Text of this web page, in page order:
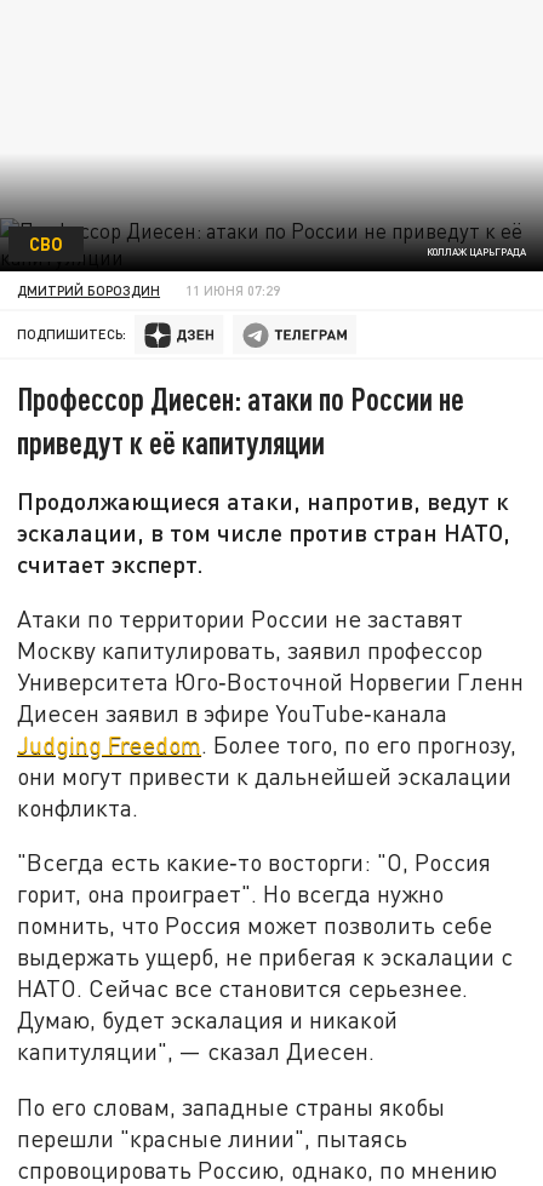
КОЛЛАЖ ЦАРЬГРАДА
СВО
ДМИТРИЙ БОРОЗДИН 11 ИЮНЯ 07:29
ПОДПИШИТЕСЬ:
Профессор Диесен: атаки по России не
приведут к её капитуляции
Продолжающиеся атаки, напротив, ведут к
эскалации, в том числе против стран НАТО,
считает эксперт.
Атаки по территории России не заставят
Москву капитулировать, заявил профессор
Университета Юго‑Восточной Норвегии Гленн
Диесен заявил в эфире YouTube‑канала
Judging Freedom. Более того, по его прогнозу,
они могут привести к дальнейшей эскалации
конфликта.
"Всегда есть какие‑то восторги: "О, Россия
горит, она проиграет". Но всегда нужно
помнить, что Россия может позволить себе
выдержать ущерб, не прибегая к эскалации с
НАТО. Сейчас все становится серьезнее.
Думаю, будет эскалация и никакой
капитуляции", — сказал Диесен.
По его словам, западные страны якобы
перешли "красные линии", пытаясь
спровоцировать Россию, однако, по мнению